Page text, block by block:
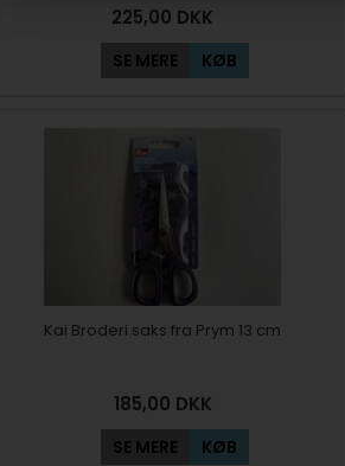
225,00 DKK
SE MERE KØB
Kai Broderi saks fra Prym 13 cm
185,00 DKK
SE MERE KØB